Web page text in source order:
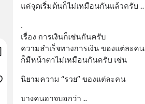
แค่จุดเริ่มต้นก็ไม่เหมือนกันแล้วครับ ..
.
เรื่อง การเงินก็เช่นกันครับ
ความสำเร็จทางการเงิน ของแต่ละคน
ก็มีหน้าตาไม่เหมือนกันครับ เช่น
นิยามความ “รวย” ของแต่ละคน
บางคนอาจบอกว่า ..